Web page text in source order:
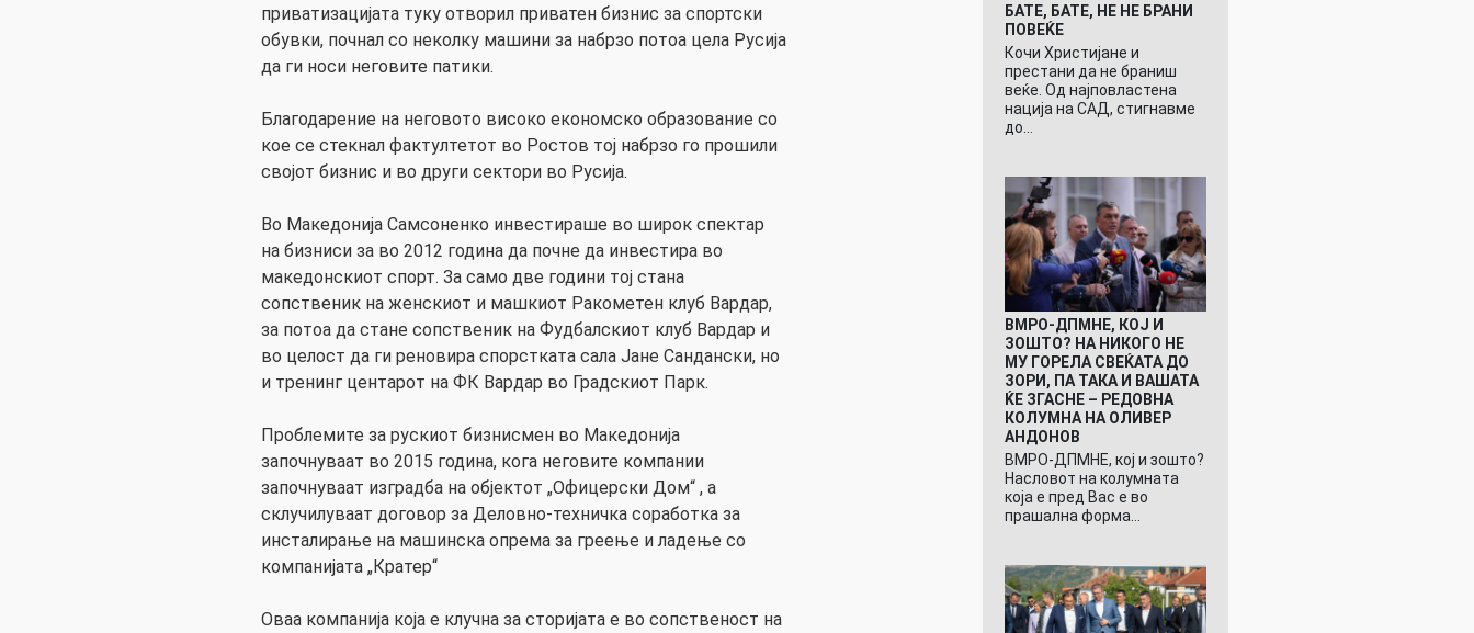
приватизацијата туку отворил приватен бизнис за спортски
обувки, почнал со неколку машини за набрзо потоа цела Русија
да ги носи неговите патики.
Благодарение на неговото високо економско образование со
кое се стекнал фактултетот во Ростов тој набрзо го прошили
својот бизнис и во други сектори во Русија.
Во Македонија Самсоненко инвестираше во широк спектар
на бизниси за во 2012 година да почне да инвестира во
македонскиот спорт. За само две години тој стана
сопственик на женскиот и машкиот Ракометен клуб Вардар,
за потоа да стане сопственик на Фудбалскиот клуб Вардар и
во целост да ги реновира спорстката сала Јане Сандански, но
и тренинг центарот на ФК Вардар во Градскиот Парк.
Проблемите за рускиот бизнисмен во Македонија
започнуваат во 2015 година, кога неговите компании
започнуваат изградба на објектот „Офицерски Дом“ , а
склучилуваат договор за Деловно-техничка соработка за
инсталирање на машинска опрема за греење и ладење со
компанијата „Кратер“
Оваа компанија која е клучна за сторијата е во сопственост на
БАТЕ, БАТЕ, НЕ НЕ БРАНИ
ПОВЕЌЕ
Кочи Христијане и
престани да не браниш
веќе. Од најповластена
нација на САД, стигнавме
до…
ВМРО-ДПМНЕ, КОЈ И
ЗОШТО? НА НИКОГО НЕ
МУ ГОРЕЛА СВЕЌАТА ДО
ЗОРИ, ПА ТАКА И ВАШАТА
ЌЕ ЗГАСНЕ – РЕДОВНА
КОЛУМНА НА ОЛИВЕР
АНДОНОВ
ВМРО-ДПМНЕ, кој и зошто?
Насловот на колумната
која е пред Вас е во
прашална форма…